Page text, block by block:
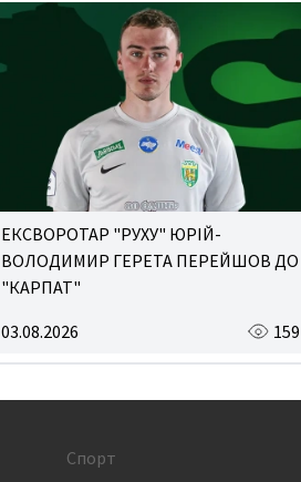
ЕКСВОРОТАР "РУХУ" ЮРІЙ-
ВОЛОДИМИР ГЕРЕТА ПЕРЕЙШОВ ДО
"КАРПАТ"
03.08.2026
159
Спорт